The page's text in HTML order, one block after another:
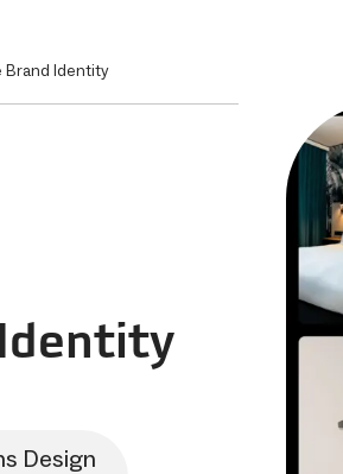
Brand Identity
Design